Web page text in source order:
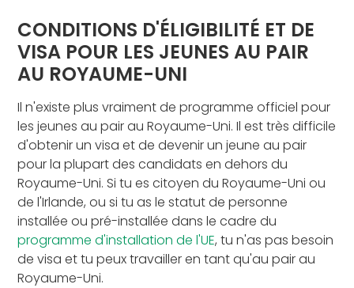
CONDITIONS D'ÉLIGIBILITÉ ET DE
VISA POUR LES JEUNES AU PAIR
AU ROYAUME-UNI
Il n'existe plus vraiment de programme officiel pour
les jeunes au pair au Royaume-Uni. Il est très difficile
d'obtenir un visa et de devenir un jeune au pair
pour la plupart des candidats en dehors du
Royaume-Uni. Si tu es citoyen du Royaume-Uni ou
de l'Irlande, ou si tu as le statut de personne
installée ou pré-installée dans le cadre du
programme d'installation de l'UE, tu n'as pas besoin
de visa et tu peux travailler en tant qu'au pair au
Royaume-Uni.